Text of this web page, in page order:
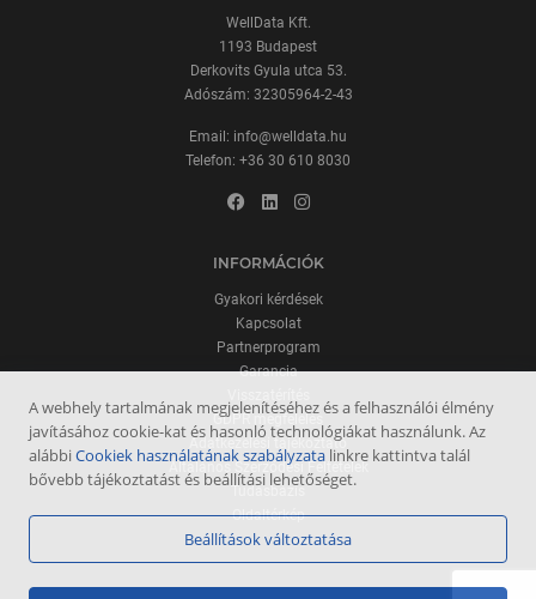
WellData Kft.
1193 Budapest
Derkovits Gyula utca 53.
Adószám: 32305964-2-43
Email: info@welldata.hu
Telefon: +36 30 610 8030
INFORMÁCIÓK
Gyakori kérdések
Kapcsolat
Partnerprogram
Garancia
GDPR megfelelés
Adatkezelési tájékoztató
Általános Szerződési Feltételek
Oldaltérkép
A webhely tartalmának megjelenítéséhez és a felhasználói élmény
javításához cookie-kat és hasonló technológiákat használunk. Az
alábbiCookiek használatának szabályzata linkre kattintva talál
bővebb tájékoztatást és beállítási lehetőséget.
Beállítások változtatása